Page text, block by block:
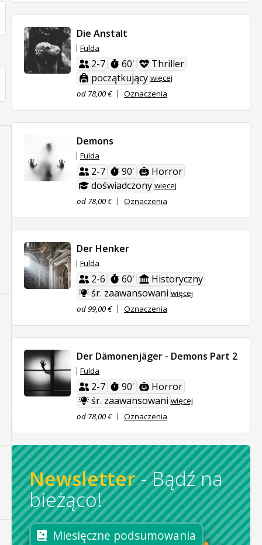
Die Anstalt
Fulda
2-7 60'
Thriller
początkujący więcej
od 78,00 €
Oznaczenia
Demons
Fulda
2-7 90'
Horror
doświadczony więcej
od 78,00 €
Oznaczenia
Der Henker
Fulda
2-6 60'
Historyczny
śr. zaawansowani więcej
od 99,00 €
Oznaczenia
Der Dämonenjäger - Demons Part 2
Fulda
2-7 90'
Horror
śr. zaawansowani więcej
od 78,00 €
Oznaczenia
Newsletter -Bądź na
bieżąco!
Miesięczne podsumowania